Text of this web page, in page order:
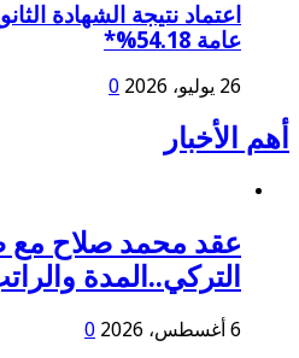
اعتماد نتيجة الشهادة
عامة 54.18%*
26 يوليو، 2026 0
أهم اﻷخبار
عقد محمد صلاح مع
التركي..المدة
6 أغسطس، 2026
0